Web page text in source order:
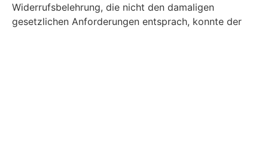
Widerrufsbelehrung, die nicht den damaligen
gesetzlichen Anforderungen entsprach, konnte der